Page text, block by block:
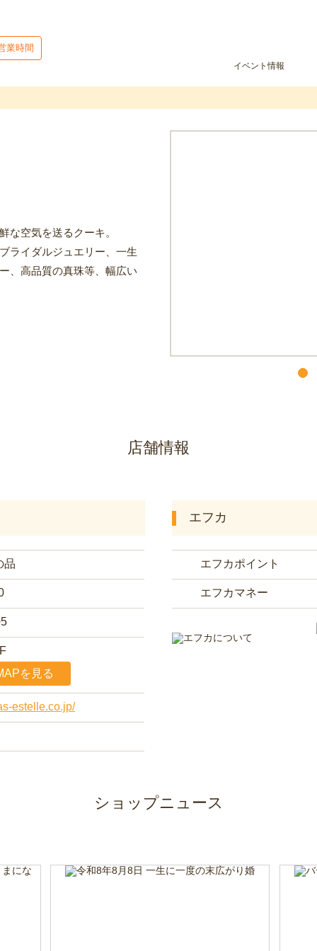
業時間
イベント情報
な空気を送るクーキ。
ライダルジュエリー、一生
、高品質の真珠等、幅広い
店舗情報
品
を見る
estelle.co.jp/
エフカ
エフカポイント
エフカマネー
ショップニュース